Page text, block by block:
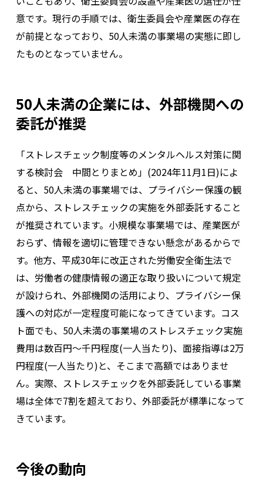
意です。現行の手順では、衛生委員会や産業医の存在
が前提となっており、50人未満の事業場の実態に即し
たものとなっていません。
50人未満の企業には、外部機関への
委託が推奨
「ストレスチェック制度等のメンタルヘルス対策に関
する検討会 中間とりまとめ」(2024年11月1日)によ
ると、50人未満の事業場では、プライバシー保護の観
点から、ストレスチェックの実施を外部委託すること
が推奨されています。小規模な事業場では、産業医が
おらず、情報を適切に管理できない懸念があるからで
す。他方、平成30年に改正された労働安全衛生法で
は、労働者の健康情報の適正な取り扱いについて規定
が設けられ、外部機関の活用により、プライバシー保
護への対応が一定程度可能になってきています。コス
ト面でも、50人未満の事業場のストレスチェック実施
費用は数百円～千円程度(一人当たり)、面接指導は2万
円程度(一人当たり)と、そこまで高額ではありませ
ん。実際、ストレスチェックを外部委託している事業
場は全体で7割を超えており、外部委託が標準になって
きています。
今後の動向